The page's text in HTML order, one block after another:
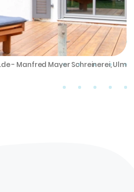
- Manfred Mayer Schreinerei, Ulm